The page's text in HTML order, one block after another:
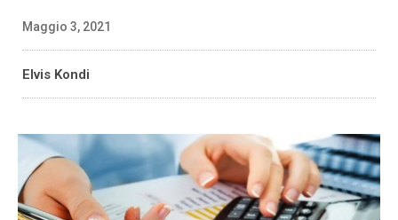
Maggio 3, 2021
Elvis Kondi